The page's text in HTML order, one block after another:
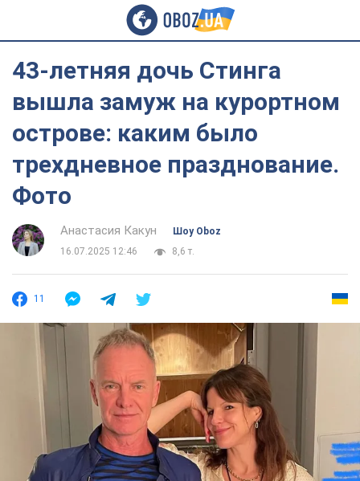
43-летняя дочь Стинга
вышла замуж на курортном
острове: каким было
трехдневное празднование.
Фото
Анастасия Какун
Шоу Oboz
16.07.2025 12:46
8,6 т.
11